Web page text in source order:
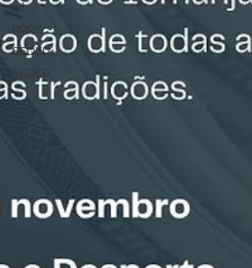
ed
RPPS
SEDEP
SEDEP